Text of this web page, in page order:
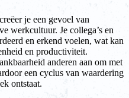
je een gevoel van
werkcultuur. Je collega’s en
en erkend voelen, wat kan
en productiviteit.
anderen aan om met
een cyclus van waardering
ontstaat.